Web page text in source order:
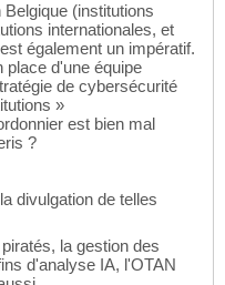
(institutions
internationales, et
également un impératif.
place d'une équipe
de cybersécurité
»
est bien mal
?
divulgation de telles
la gestion des
d'analyse IA, l'OTAN